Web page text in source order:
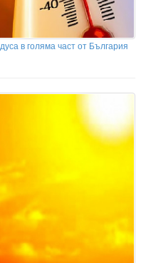
в голяма част от България